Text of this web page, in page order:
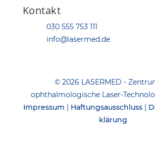
Kontakt
030 555 753 111
info@lasermed.de
© 2026 LASERMED -
ophthalmologische Laser-
Impressum | Haftungsausschluss |
klärung